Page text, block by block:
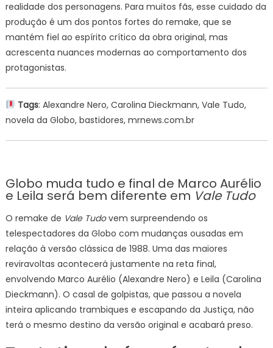
realidade dos personagens. Para muitos fãs, esse cuidado da
produção é um dos pontos fortes do remake, que se
mantém fiel ao espírito crítico da obra original, mas
acrescenta nuances modernas ao comportamento dos
protagonistas.
Tags: Alexandre Nero, Carolina Dieckmann, Vale Tudo,
novela da Globo, bastidores, mrnews.com.br
Globo muda tudo e final de Marco Aurélio
e Leila será bem diferente em Vale Tudo
O remake de Vale Tudovem surpreendendo os
telespectadores da Globo com mudanças ousadas em
relação à versão clássica de 1988. Uma das maiores
reviravoltas acontecerá justamente na reta final,
envolvendo Marco Aurélio (Alexandre Nero) e Leila (Carolina
Dieckmann). O casal de golpistas, que passou a novela
inteira aplicando trambiques e escapando da Justiça, não
terá o mesmo destino da versão original e acabará preso.